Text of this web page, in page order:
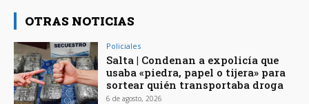
OTRAS NOTICIAS
Policiales
Salta | Condenan a expolicía que
usaba «piedra, papel o tijera» para
sortear quién transportaba droga
6 de agosto, 2026